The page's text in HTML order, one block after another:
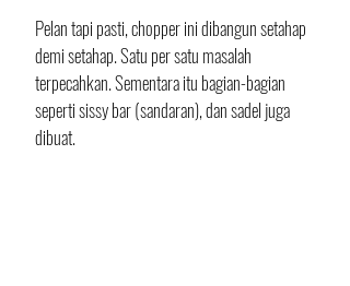
Pelan tapi pasti, chopper ini dibangun setahap
demi setahap. Satu per satu masalah
terpecahkan. Sementara itu bagian-bagian
seperti sissy bar (sandaran), dan sadel juga
dibuat.